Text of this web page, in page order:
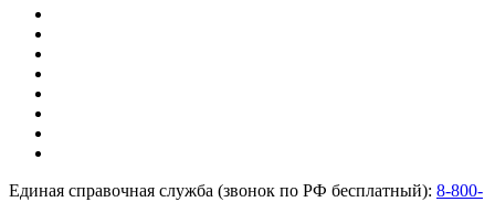
Единая справочная служба (звонок по РФ бесплатный): 8-800-